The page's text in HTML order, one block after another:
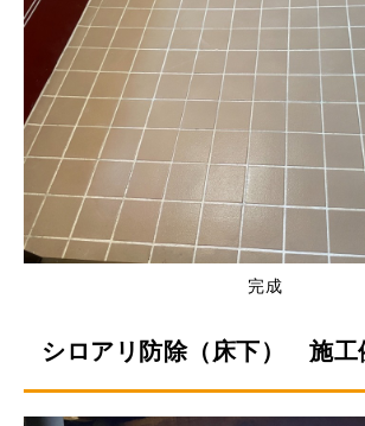
完成
シロアリ防除（床下） 施工